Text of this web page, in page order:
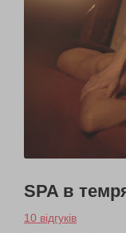
SPA в
10 відгуків